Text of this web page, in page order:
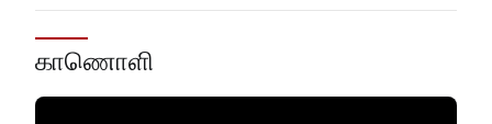
காணொளி